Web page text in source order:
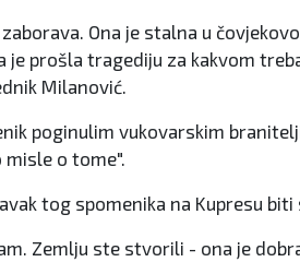
Ona je stalna u
je prošla tragediju za kakvom
Milanović.
poginulim vukovarskim
o tome".
tog spomenika na Kupresu
Zemlju ste stvorili - ona je